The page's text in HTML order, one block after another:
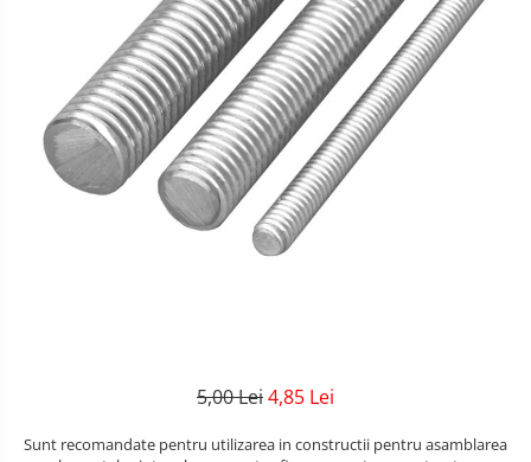
5,00 Lei4,85 Lei
Sunt recomandate pentru utilizarea in constructii pentru asamblarea